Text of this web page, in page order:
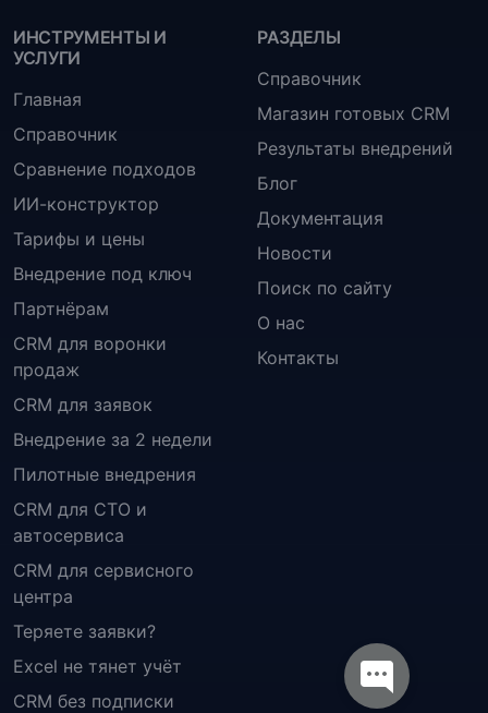
ИНСТРУМЕНТЫ И
УСЛУГИ
Главная
Справочник
Сравнение подходов
ИИ-конструктор
Тарифы и цены
Внедрение под ключ
Партнёрам
CRM для воронки
продаж
CRM для заявок
Внедрение за 2 недели
Пилотные внедрения
CRM для СТО и
автосервиса
CRM для сервисного
центра
Теряете заявки?
Excel не тянет учёт
CRM без подписки
РАЗДЕЛЫ
Справочник
Магазин готовых CRM
Результаты внедрений
Блог
Документация
Новости
Поиск по сайту
О нас
Контакты